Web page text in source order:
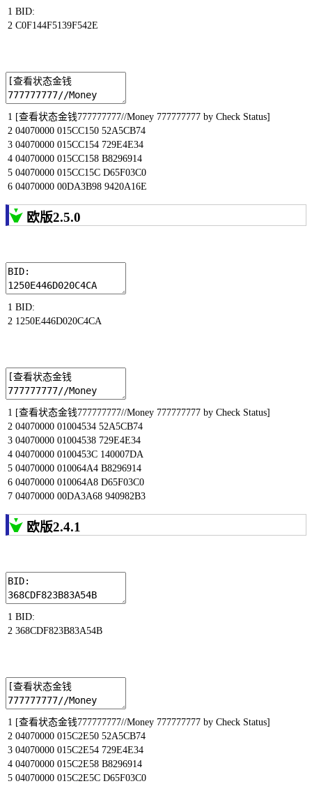
1
2
BID:
C0F144F5139F542E
1
2
3
4
5
6
[查看状态金钱777777777//Money 777777777 by Check Status]
04070000 015CC150 52A5CB74
04070000 015CC154 729E4E34
04070000 015CC158 B8296914
04070000 015CC15C D65F03C0
04070000 00DA3B98 9420A16E
欧版2.5.0
1
2
BID:
1250E446D020C4CA
1
2
3
4
5
6
7
[查看状态金钱777777777//Money 777777777 by Check Status]
04070000 01004534 52A5CB74
04070000 01004538 729E4E34
04070000 0100453C 140007DA
04070000 010064A4 B8296914
04070000 010064A8 D65F03C0
04070000 00DA3A68 940982B3
欧版2.4.1
1
2
BID:
368CDF823B83A54B
1
2
3
4
5
[查看状态金钱777777777//Money 777777777 by Check Status]
04070000 015C2E50 52A5CB74
04070000 015C2E54 729E4E34
04070000 015C2E58 B8296914
04070000 015C2E5C D65F03C0